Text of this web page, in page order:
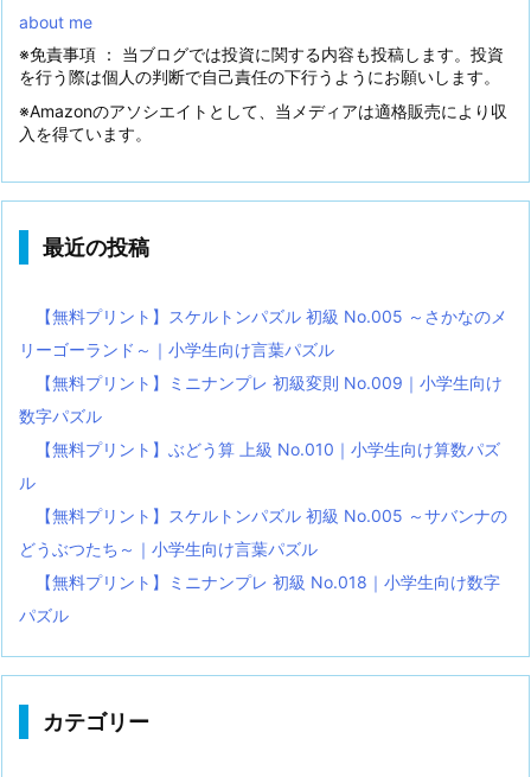
about me
※免責事項 ： 当ブログでは投資に関する内容も投稿します。投資
を行う際は個人の判断で自己責任の下行うようにお願いします。
※Amazonのアソシエイトとして、当メディアは適格販売により収
入を得ています。
最近の投稿
【無料プリント】スケルトンパズル 初級 No.005 ～さかなのメ
リーゴーランド～｜小学生向け言葉パズル
【無料プリント】ミニナンプレ 初級変則 No.009｜小学生向け
数字パズル
【無料プリント】ぶどう算 上級 No.010｜小学生向け算数パズ
ル
【無料プリント】スケルトンパズル 初級 No.005 ～サバンナの
どうぶつたち～｜小学生向け言葉パズル
【無料プリント】ミニナンプレ 初級 No.018｜小学生向け数字
パズル
カテゴリー